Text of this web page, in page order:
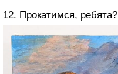
12. Прокатимся, ребята?